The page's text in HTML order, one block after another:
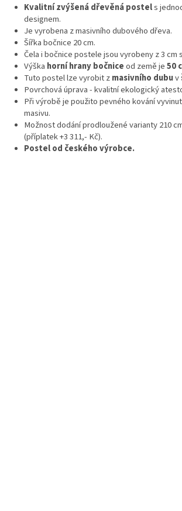
Kvalitní zvýšená dřevěná postels
designem.
Je vyrobena z masivního dubového dřeva.
Šířka bočnice 20 cm.
Čela i bočnice postele jsou vyrobeny z 3 cm
Výška horní hrany bočniceod země je50
Tuto postel lze vyrobit zmasivního dubuv
Povrchová úprava - kvalitní ekologický
Při výrobě je použito pevného kování
masivu.
Možnost dodání prodloužené varianty 210
(příplatek +3 311,- Kč).
Postel od českého výrobce.